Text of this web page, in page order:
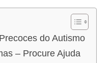
do Autismo
– Procure Ajuda